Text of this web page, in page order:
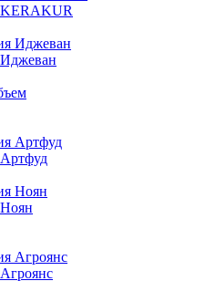
Иджеван
Артфуд
Ноян
Агроянс